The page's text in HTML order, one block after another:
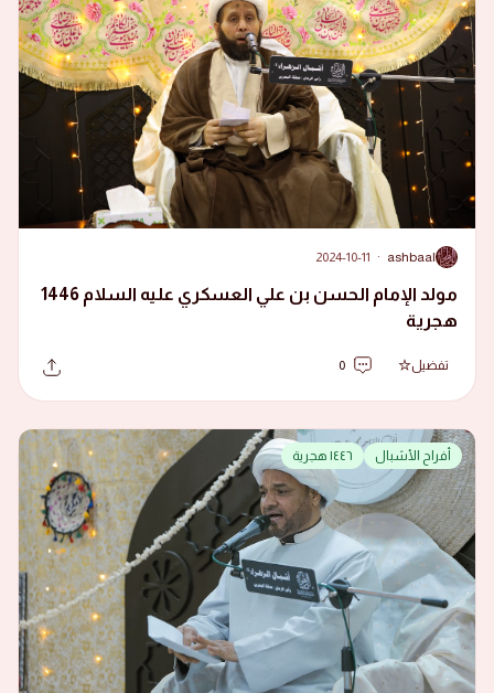
A
ashbaal
·
2024-10-11
مولد الإمام الحسن بن علي العسكري عليه السلام 1446
هجرية
تفضيل 0
أفراح الأشبال ١٤٤٦ هجرية